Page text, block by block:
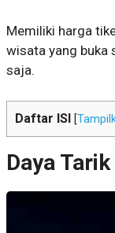
Memiliki harga
wisata yang buka
saja.
Daftar ISI [
Daya